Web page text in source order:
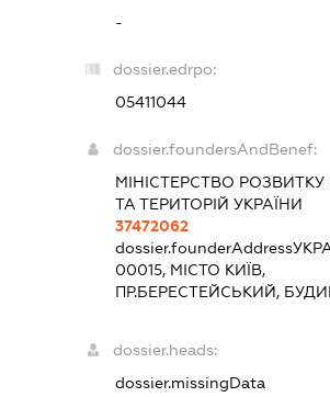
-
dossier.edrpo:
05411044
dossier.foundersAndBenef:
МІНІСТЕРСТВО
ТА ТЕРИТОРІЙ УКРАЇНИ
37472062
dossier.founderAddress
00015, МІСТО КИЇВ,
ПР.БЕРЕСТЕЙСЬКИЙ,
dossier.heads:
dossier.missingData